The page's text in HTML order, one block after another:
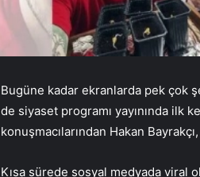
Bugüne kadar ekranlarda pek çok
de siyaset programı yayınında ilk
konuşmacılarından Hakan
Kısa sürede sosyal medyada viral